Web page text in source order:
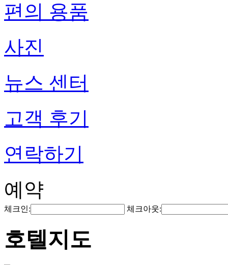
편의 용품
사진
뉴스 센터
고객 후기
연락하기
예약
체크인: 체크아웃:
호텔지도